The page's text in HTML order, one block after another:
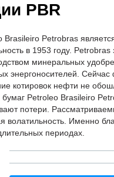
PBR
Brasileiro Petrobras
в 1953 году.
минеральных
энергоносителей.
котировок нефти не
Petroleo Brasileiro
потери.
волатильность. Именно
периодах.